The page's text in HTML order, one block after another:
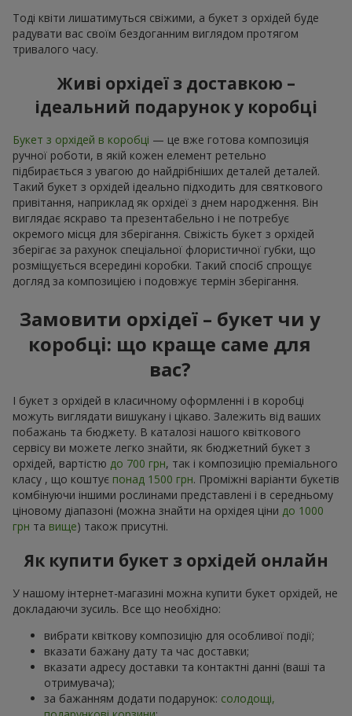
Тоді квіти лишатимуться свіжими, а букет з орхідей буде
радувати вас своїм бездоганним виглядом протягом
тривалого часу.
Живі орхідеї з доставкою –
ідеальний подарунок у коробці
Букет з орхідей в коробці — це вже готова композиція
ручної роботи, в якій кожен елемент ретельно
підбирається з увагою до найдрібніших деталей деталей.
Такий букет з орхідей ідеально підходить для святкового
привітання, наприклад як орхідеї з днем народження. Він
виглядає яскраво та презентабельно і не потребує
окремого місця для зберігання. Свіжість букет з орхідей
зберігає за рахунок спеціальної флористичної губки, що
розміщується всередині коробки. Такий спосіб спрощує
догляд за композицією і подовжує термін зберігання.
Замовити орхідеї – букет чи у
коробці: що краще саме для
вас?
І букет з орхідей в класичному оформленні і в коробці
можуть виглядати вишукану і цікаво. Залежить від ваших
побажань та бюджету. В каталозі нашого квіткового
сервісу ви можете легко знайти, як бюджетний букет з
орхідей, вартістю до 700 грн, так і композицію преміального
класу , що коштує понад 1500 грн. Проміжні варіанти букетів
комбінуючи іншими рослинами представлені і в середньому
ціновому діапазоні (можна знайти на орхідея ціни до 1000
грн та вище) також присутні.
Як купити букет з орхідей онлайн
У нашому інтернет-магазині можна купити букет орхідей, не
докладаючи зусиль. Все що необхідно:
вибрати квіткову композицію для особливої події;
вказати бажану дату та час доставки;
вказати адресу доставки та контактні данні (ваші та
отримувача);
за бажанням додати подарунок: солодощі,